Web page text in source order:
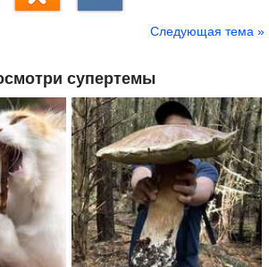
Следующая тема »
супертемы